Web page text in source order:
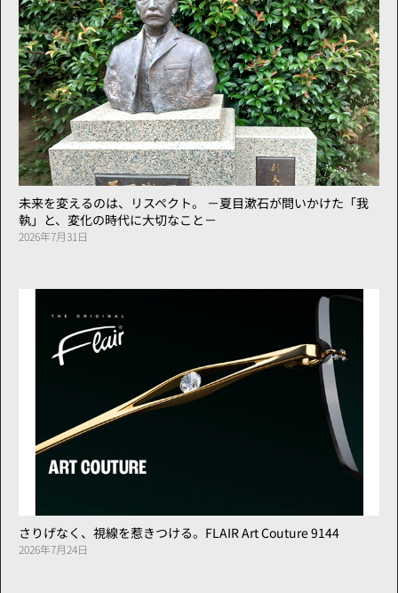
未来を変えるのは、リスペクト。 －夏目漱石が問いかけた「我
執」と、変化の時代に大切なこと－
2026年7月31日
さりげなく、視線を惹きつける。FLAIR Art Couture 9144
2026年7月24日